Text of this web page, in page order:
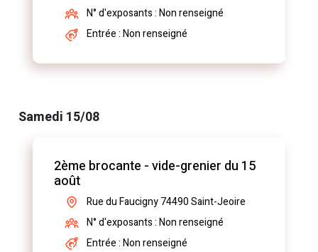
N° d'exposants : Non renseigné
Entrée : Non renseigné
Samedi 15/08
2ème brocante - vide-grenier du 15
août
Rue du Faucigny 74490 Saint-Jeoire
N° d'exposants : Non renseigné
Entrée : Non renseigné